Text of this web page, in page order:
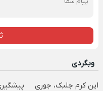
وبگردی
این کرم جلبک، جوری